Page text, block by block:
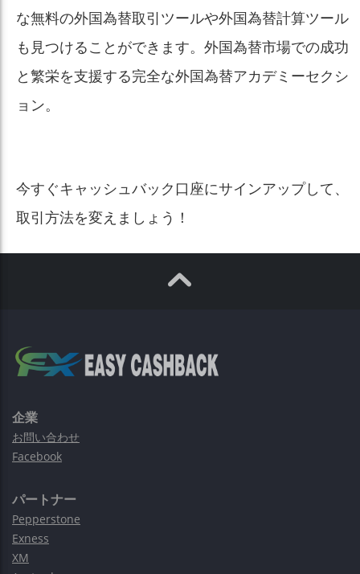
な無料の外国為替取引ツールや外国為替計算ツール
も見つけることができます。外国為替市場での成功
と繁栄を支援する完全な外国為替アカデミーセクシ
ョン。
今すぐキャッシュバック口座にサインアップして、
取引方法を変えましょう！
企業
お問い合わせ
Facebook
パートナー
Pepperstone
Exness
XM